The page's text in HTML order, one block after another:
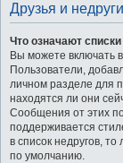
Друзья и недруги
Что означают
Вы можете включать
Пользователи,
личном разделе для
находятся ли они
Сообщения от этих
поддерживается
в список недругов,
по умолчанию.